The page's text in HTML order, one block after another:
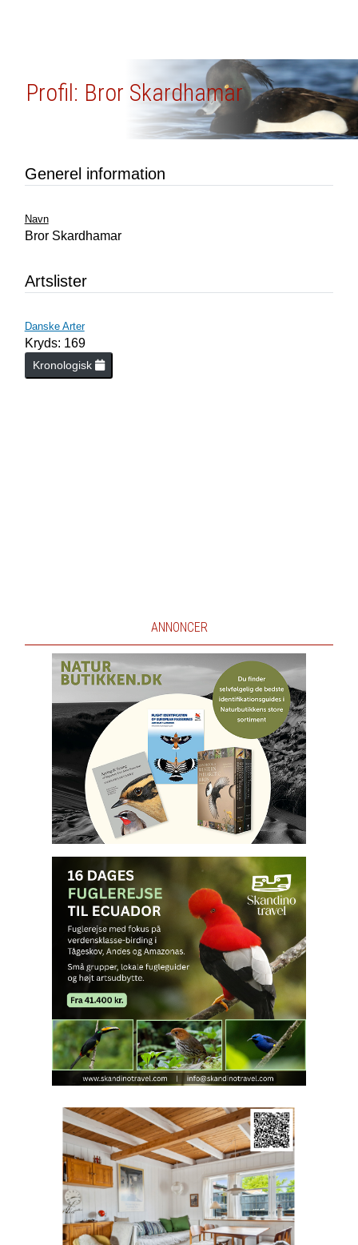
Profil: Bror Skardhamar
Generel information
Navn
Bror Skardhamar
Artslister
Danske Arter
Kryds: 169
Kronologisk
ANNONCER